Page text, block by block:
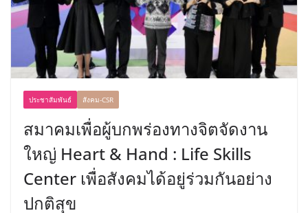
ประชาสัมพันธ์ สังคม-CSR
สมาคมเพื่อผู้บกพร่องทางจิตจัดงาน
ใหญ่ Heart & Hand : Life Skills
Center เพื่อสังคมได้อยู่ร่วมกันอย่าง
ปกติสุข